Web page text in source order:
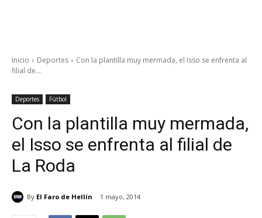
Inicio Deportes
Con la plantilla muy mermada, el Isso se enfrenta al
filial de...
Deportes Fútbol
Con la plantilla muy mermada,
el Isso se enfrenta al filial de
La Roda
By El Faro de Hellín 1 mayo, 2014